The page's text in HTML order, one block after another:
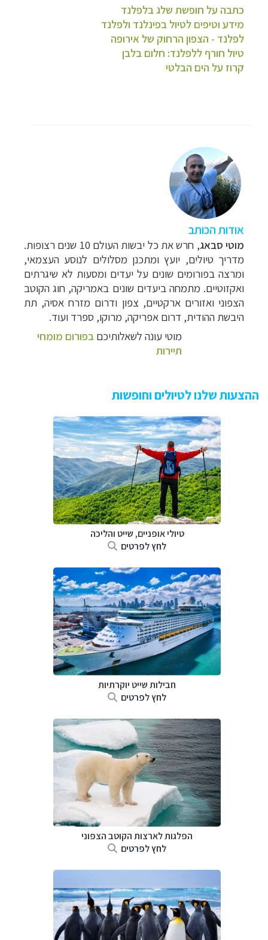
כתבה על חופשת שלג בלפלנד
מידע וטיפים לטיול בפינלנד ולפלנד
לפלנד - הצפון הרחוק של אירופה
טיול חורף ללפלנד: חלום בלבן
קרוז על הים הבלטי
אודות הכותב
מוטי סבאג
, חרש את כל יבשות העולם 10 שנים רצופות.
מדריך טיולים, יועץ ומתכנן מסלולים לנוסע העצמאי,
ומרצה בפורומים שונים על יעדים ומסעות לא שיגרתים
ואקזוטיים. מתמחה ביעדים שונים באמריקה, חוג הקוטב
הצפוני ואזורים ארקטיים, צפון ודרום מזרח אסיה, תת
היבשת ההודית, דרום אפריקה, מרוקו, ספרד ועוד.
מוטי עונה לשאלותיכם בפורום מומחי
תיירות
ההצעות שלנו לטיולים וחופשות
טיולי אופניים, שייט והליכה
לחץ לפרטים
חבילות שייט יוקרתיות
לחץ לפרטים
הפלגות לארצות הקוטב הצפוני
לחץ לפרטים